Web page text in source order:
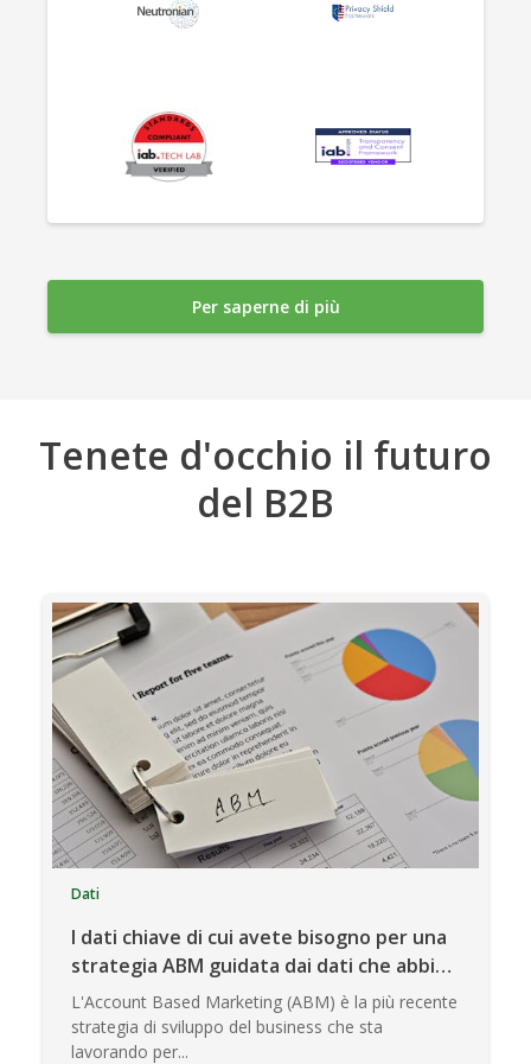
Per saperne di più
Tenete d'occhio il futuro
del B2B
Dati
I dati chiave di cui avete bisogno per una
strategia ABM guidata dai dati che abbia
successo
L'Account Based Marketing (ABM) è la più recente
strategia di sviluppo del business che sta
lavorando per...